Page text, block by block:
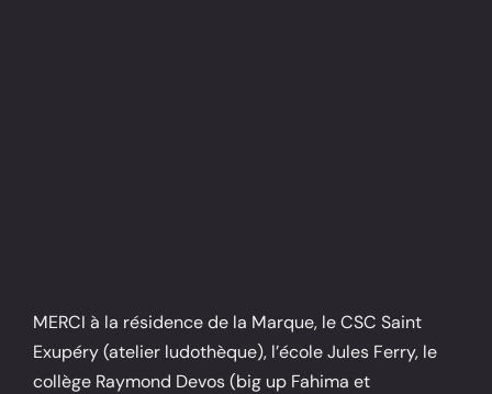
MERCI à la résidence de la Marque, le CSC Saint
Exupéry (atelier ludothèque), l’école Jules Ferry, le
collège Raymond Devos (big up Fahima et